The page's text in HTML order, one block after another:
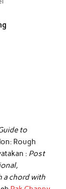
to
Rough
: Post
a chord with